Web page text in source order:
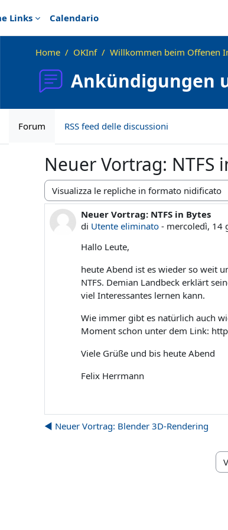
Links
Calendario
Home OKInf Willkommen beim Offenen
Ankündigungen
Forum RSS feed delle discussioni
Neuer Vortrag: NTFS
Modalità visualizzazione
Neuer Vortrag: NTFS in Bytes
di Utente eliminato - mercoledì, 14
Numero di risposte: 0
Hallo Leute,
heute Abend ist es wieder so weit
NTFS. Demian Landbeck erklärt
viel Interessantes lernen kann.
Wie immer gibt es natürlich auch
Moment schon unter dem Link:
Viele Grüße und bis heute Abend
Felix Herrmann
◀︎ Neuer Vortrag: Blender 3D-Rendering